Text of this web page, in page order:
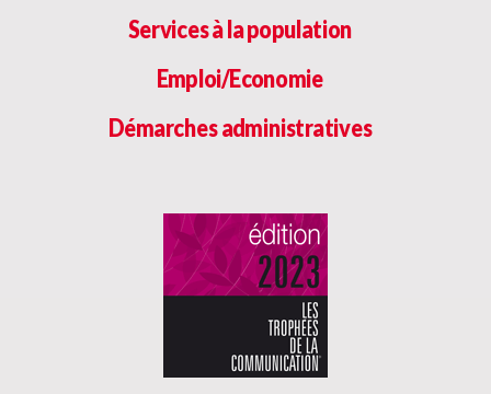
Services à la population
Emploi/Economie
Démarches administratives